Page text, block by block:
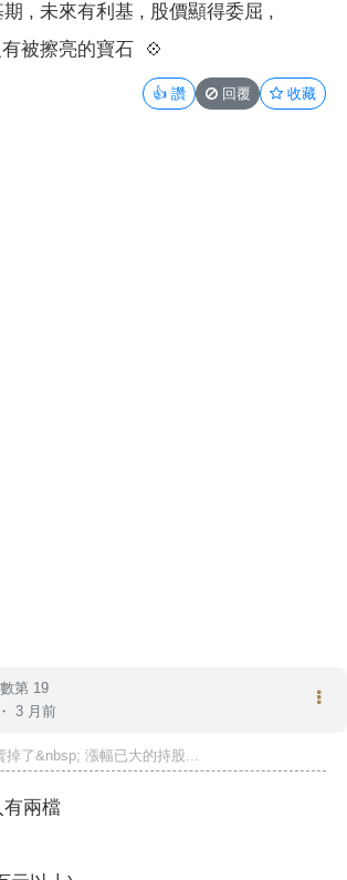
, 未來有利基 , 股價顯得委屈 ,
被擦亮的寶石
💠
👍 讚 回覆 收藏
第 19
3 月前
掉了&nbsp; 漲幅已大的持股...
兩檔